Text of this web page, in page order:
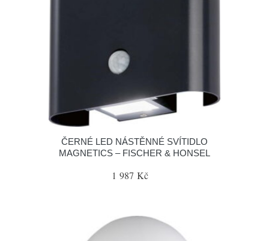
ČERNÉ LED NÁSTĚNNÉ SVÍTIDLO
MAGNETICS – FISCHER & HONSEL
1 987 Kč